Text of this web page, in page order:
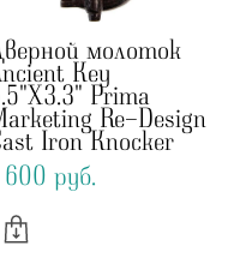
молоток
Key
Prima
Re-Design
Iron Knocker
600 pуб.